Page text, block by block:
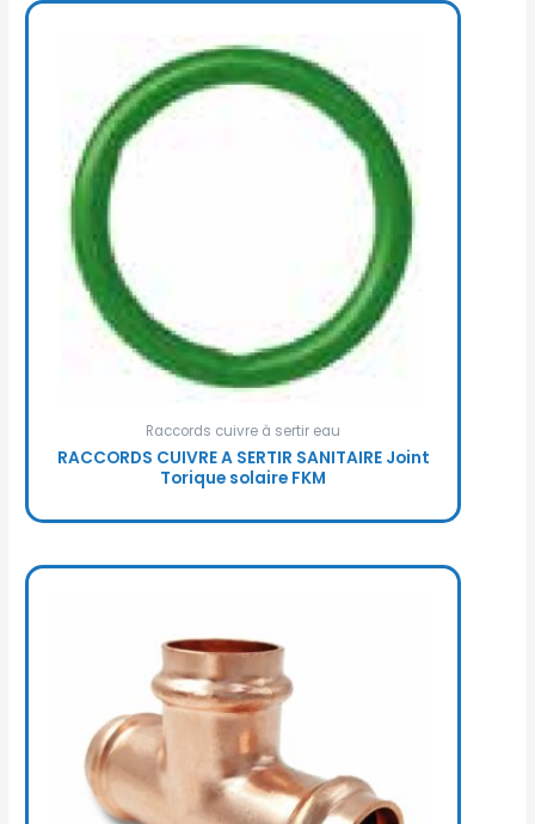
Raccords cuivre à sertir eau
RACCORDS CUIVRE A SERTIR SANITAIRE Joint
Torique solaire FKM